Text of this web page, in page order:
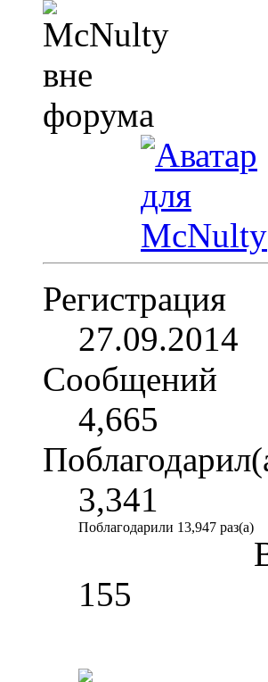
Регистрация
27.09.2014
Сообщений
4,665
3,341
Поблагодарили 13,947 раз(а)
155